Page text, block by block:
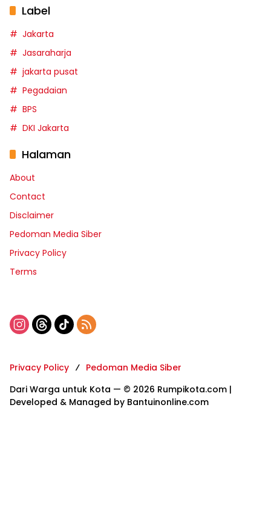
Label
Jakarta
Jasaraharja
jakarta pusat
Pegadaian
BPS
DKI Jakarta
Halaman
About
Contact
Disclaimer
Pedoman Media Siber
Privacy Policy
Terms
Privacy Policy
Pedoman Media Siber
Dari Warga untuk Kota — © 2026 Rumpikota.com |
Developed & Managed by Bantuinonline.com